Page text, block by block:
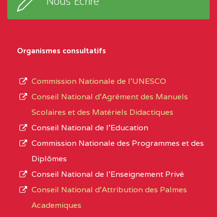
D'ENSEIGNEMENT
PROFESSIONNEL
(CEGEP) STE FOI BP
:4740 YAOUNDE
CENTRE
COLLEGE PANAFRICAIN
DE L'EXCELLENCE BP
CENTRE
COLLEGE PRIVE
type
L’offre
d’éducation
de
Organismes consultatifs
Commission Nationale de l’UNESCO
Conseil National d’Agrément des Manuels
Scolaires et des Matériels Didactiques
Conseil National de l’Education
Commission Nationale des Programmes et des
Diplômes
Conseil National de l’Enseignement Privé
Conseil National d'Attribution des Palmes
Academiques